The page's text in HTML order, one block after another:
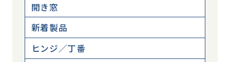
開き窓
新着製品
ヒンジ／丁番